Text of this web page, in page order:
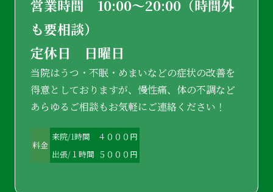
営業時間 10:00〜20:00（時間外
も要相談）
定休日 日曜日
当院はうつ・不眠・めまいなどの症状の改善を
得意としておりますが、慢性痛、体の不調など
あらゆるご相談もお気軽にご連絡ください！
料金
来院/1時間
４０００円
出張/１時間 ５０００円